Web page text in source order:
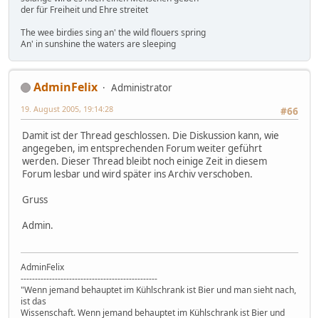
der für Freiheit und Ehre streitet
The wee birdies sing an' the wild flouers spring
An' in sunshine the waters are sleeping
AdminFelix
Administrator
#66
19. August 2005, 19:14:28
Damit ist der Thread geschlossen. Die Diskussion kann, wie
angegeben, im entsprechenden Forum weiter geführt
werden. Dieser Thread bleibt noch einige Zeit in diesem
Forum lesbar und wird später ins Archiv verschoben.
Gruss
Admin.
AdminFelix
------------------------------------------------
"Wenn jemand behauptet im Kühlschrank ist Bier und man sieht nach,
ist das
Wissenschaft. Wenn jemand behauptet im Kühlschrank ist Bier und